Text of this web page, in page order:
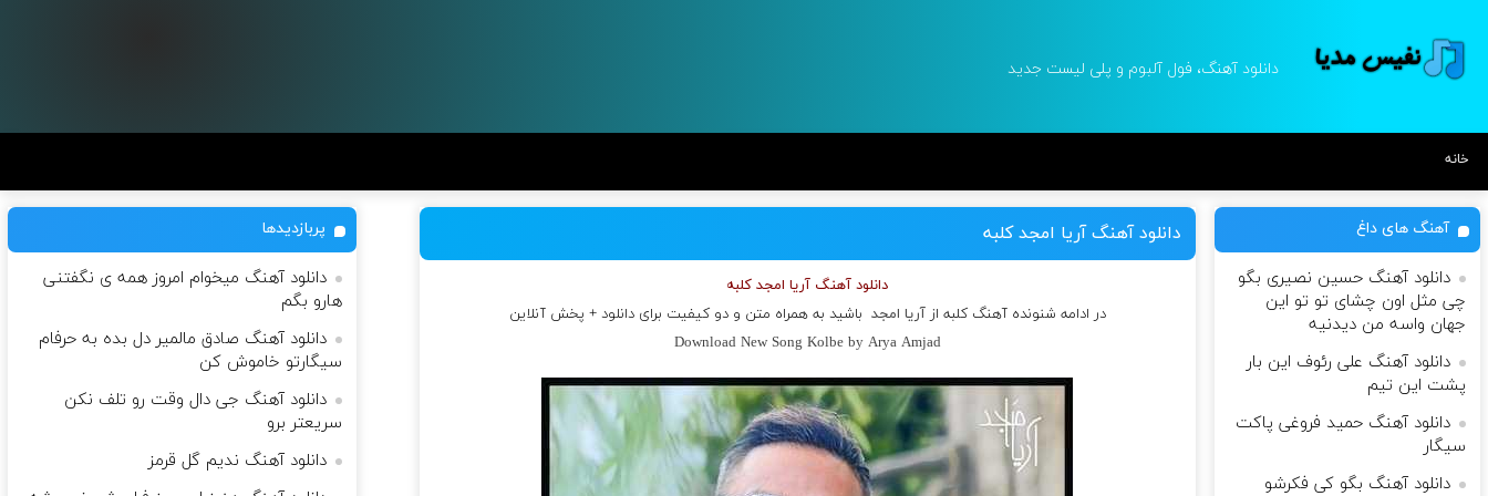
دانلود آهنگ، فول آلبوم و پلی لیست جدید
خانه
دانلود آهنگ آریا امجد کلبه
دانلود آهنگ آریا امجد کلبه
در ادامه شنونده آهنگ کلبه ازآریا امجد باشید به همراه متن و دو کیفیت برای دانلود + پخش آنلاین
Download New Song Kolbe by Arya Amjad
آهنگ های داغ
دانلود آهنگ حسین نصیری بگو
چی مثل اون چشای تو تو این
جهان واسه من دیدنیه
دانلود آهنگ علی رئوف این بار
پشت این تیم
دانلود آهنگ حمید فروغی پاکت
سیگار
دانلود آهنگ بگو کی فکرشو
پربازدیدها
دانلود آهنگ میخوام امروز همه ی نگفتنی
هارو بگم
دانلود آهنگ صادق مالمیر دل بده به حرفام
سیگارتو خاموش کن
دانلود آهنگ جی دال وقت رو تلف نکن
سریعتر برو
دانلود آهنگ ندیم گل قرمز